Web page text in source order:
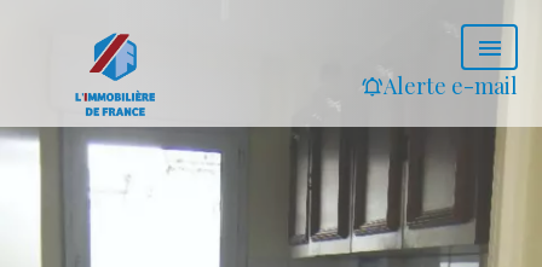
Alerte e-mail